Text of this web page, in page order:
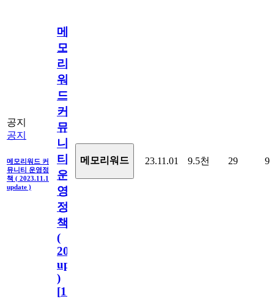
공지
공지
메모리워드 커
뮤니티 운영정
책 ( 2023.11.1
update )
메
모
리
워
드
커
뮤
니
티
운
영
정
책
(
2023.11.1
update
)
[110
메모리워드 23.11.01 9.5천 29 9